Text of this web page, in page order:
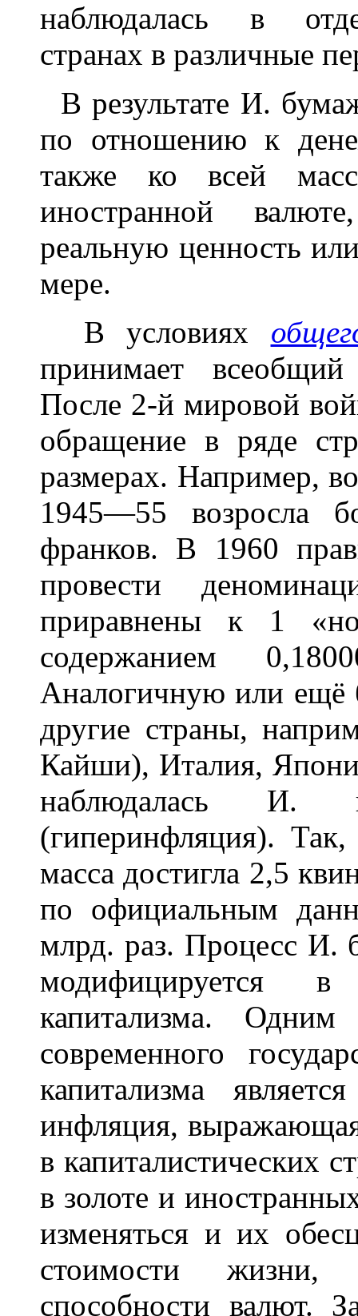
наблюдалась в
странах в различные
В результате И.
по отношению к
также ко всей
иностранной
реальную ценность
мере.
В условиях
принимает
После 2-й мировой
обращение в ряде
размерах. Например,
1945—55 возросла
франков. В 1960
провести
приравнены к 1
содержанием
Аналогичную или ещё
другие страны,
Кайши), Италия,
наблюдалась И.
(гиперинфляция).
масса достигла 2,5
по официальным
млрд. раз. Процесс И.
модифицируется в
капитализма.
современного
капитализма
инфляция,
в капиталистических
в золоте и
изменяться и их
стоимости жизни,
способности валют.